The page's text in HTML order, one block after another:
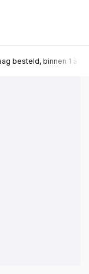
besteld, binnen 1 à 2